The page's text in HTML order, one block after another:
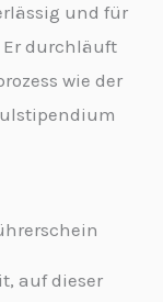
und für
durchläuft
wie der
auf dieser